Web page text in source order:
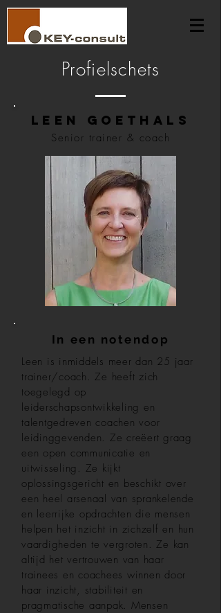
Senior trainer & coach
Leen Goethals
Leen is inmiddels meer dan 25 jaar
trainer/coach. Ze heeft zich
toegelegd op
leiderschapsontwikkeling en
talentgedreven coachen voor
leidinggevenden. Ze creëert graag
een open communicatie en
uitwisseling. Ze kijkt
oplossingsgericht en beschikt over
een heel arsenaal van sprankelende
en leerrijke opdrachten die mensen
helpen het inzicht in zichzelf en hun
vaardigheden te vergroten. Ze kan
altijd het vertrouwen van haar
trainees en coachees winnen door
haar inzicht, stabiliteit en
pragmatische aanpak. Mensen
In een notendop
Profielschets